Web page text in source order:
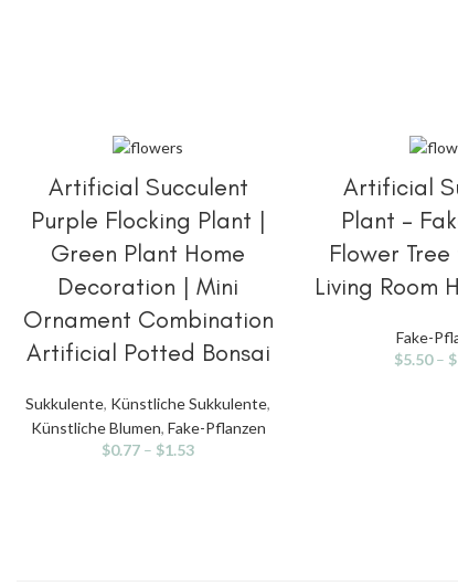
Artificial Succulent
Purple Flocking Plant |
Green Plant Home
Decoration | Mini
Ornament Combination
Artificial Potted Bonsai
Sukkulente, Künstliche Sukkulente,
Künstliche Blumen, Fake-Pflanzen
$0.77 – $1.53
Artificial
Plant –
Flower
Living Room
Fake-
$5.50 – $
Spanish
Russian
Korean